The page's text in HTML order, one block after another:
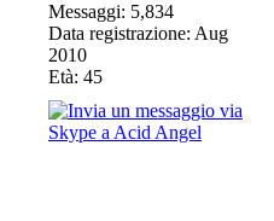
Messaggi: 5,834
Data registrazione: Aug
2010
Età: 45